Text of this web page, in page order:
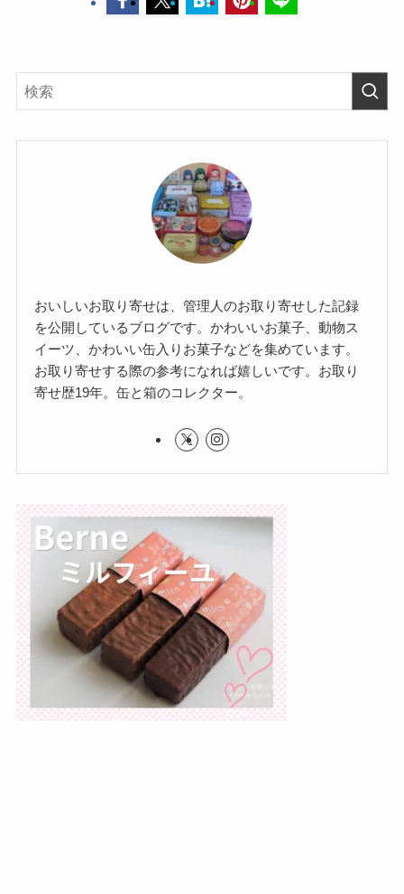
おいしいお取り寄せは、管理人のお取り寄せした記録
を公開しているブログです。かわいいお菓子、動物ス
イーツ、かわいい缶入りお菓子などを集めています。
お取り寄せする際の参考になれば嬉しいです。お取り
寄せ歴19年。缶と箱のコレクター。